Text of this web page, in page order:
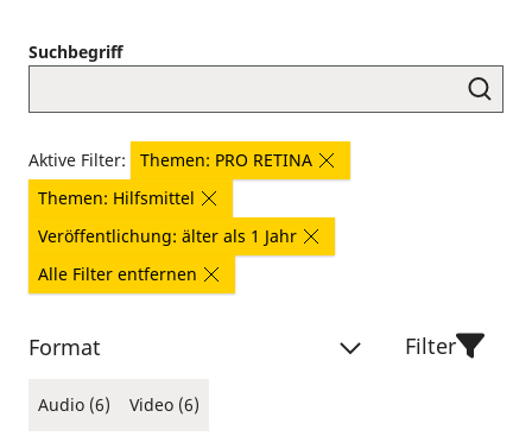
Suchbegriff
Aktive Filter:
Themen: PRO RETINA
Themen: Hilfsmittel
Veröffentlichung: älter als 1 Jahr
Alle Filter entfernen
Format
Audio (6) Video (6)
Filter